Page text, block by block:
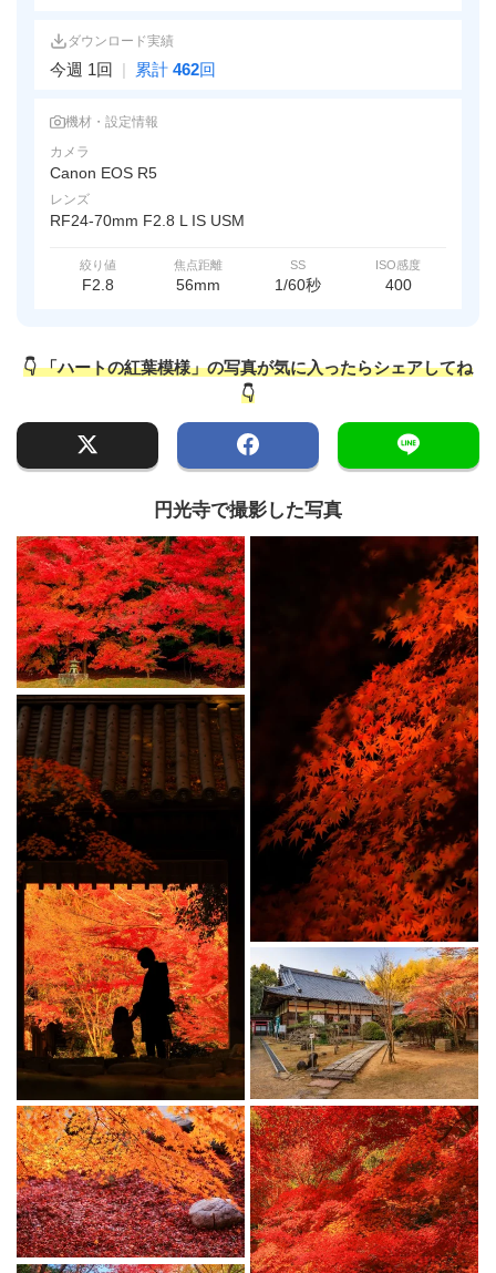
ダウンロード実績
今週 1回 | 累計 462回
機材・設定情報
カメラ
Canon EOS R5
レンズ
RF24-70mm F2.8 L IS USM
絞り値
F2.8
焦点距離
56mm
SS
1/60秒
ISO感度
400
👇 「ハートの紅葉模様」の写真が気に入ったらシェアしてね
👇
円光寺で撮影した写真